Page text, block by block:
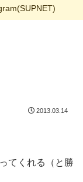
2013.03.14
てくれる（と勝